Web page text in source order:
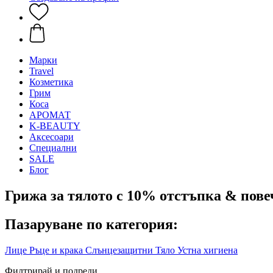
Mарки
Travel
Козметика
Грим
Коса
АРОМАТ
K-BEAUTY
Аксесоари
Специални
SALE
Блог
Грижа за тялото с 10% отстъпка &
Пазаруване по категория:
Лице Ръце и крака Слънцезащитни Тяло Устна хигиена
Филтрирай и подреди